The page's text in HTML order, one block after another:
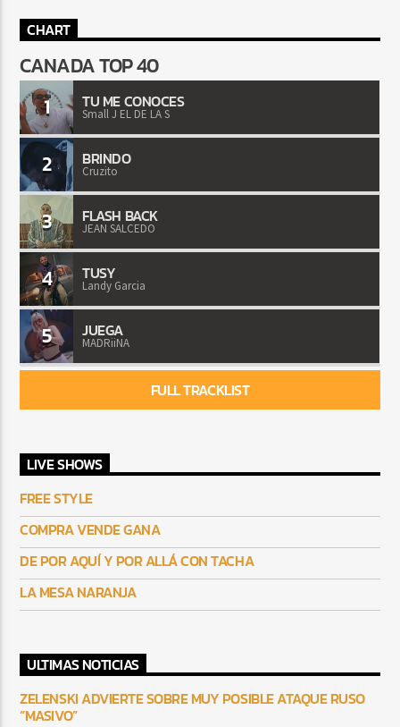
CHART
CANADA TOP 40
1 TU ME CONOCES
Small J EL DE LA S
2 BRINDO
Cruzito
3 FLASH BACK
JEAN SALCEDO
4 TUSY
Landy Garcia
5 JUEGA
MADRiiNA
FULL TRACKLIST
LIVE SHOWS
FREE STYLE
COMPRA VENDE GANA
DE POR AQUÍ Y POR ALLÁ CON TACHA
LA MESA NARANJA
ULTIMAS NOTICIAS
ZELENSKI ADVIERTE SOBRE MUY POSIBLE ATAQUE RUSO
“MASIVO”